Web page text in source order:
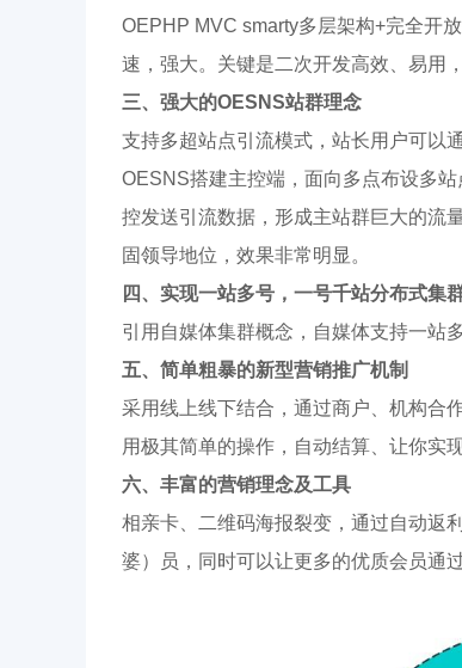
OEPHP MVC smarty多层架构+完全开
速，强大。关键是二次开发高效、易用
三、强大的OESNS站群理念
支持多超站点引流模式，站长用户可以
OESNS搭建主控端，面向多点布设多
控发送引流数据，形成主站群巨大的流
固领导地位，效果非常明显。
四、实现一站多号，一号千站分布式集
引用自媒体集群概念，自媒体支持一站
五、简单粗暴的新型营销推广机制
采用线上线下结合，通过商户、机构合
用极其简单的操作，自动结算、让你实
六、丰富的营销理念及工具
相亲卡、二维码海报裂变，通过自动返
婆）员，同时可以让更多的优质会员通